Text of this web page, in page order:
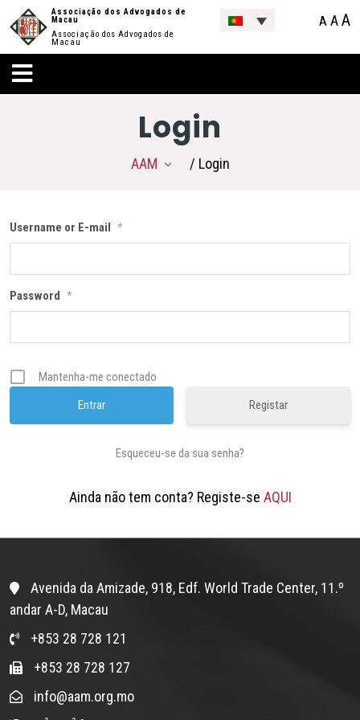
Associação dos Advogados de
Macau
Associação dos Advogados de
Macau
A AA
Login
AAM / Login
Username or E-mail *
Password *
Mantenha-me conectado
Registar
Esqueceu-se da sua senha?
Ainda não tem conta? Registe-se AQUI
Avenida da Amizade, 918, Edf. World Trade Center, 11.º
andar A-D, Macau
+853 28 728 121
+853 28 728 127
info@aam.org.mo